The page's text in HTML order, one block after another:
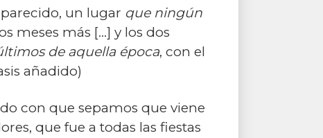
un lugar que ningún
meses más [...] y los dos
de aquella época, con el
añadido)
con que sepamos que viene
que fue a todas las fiestas